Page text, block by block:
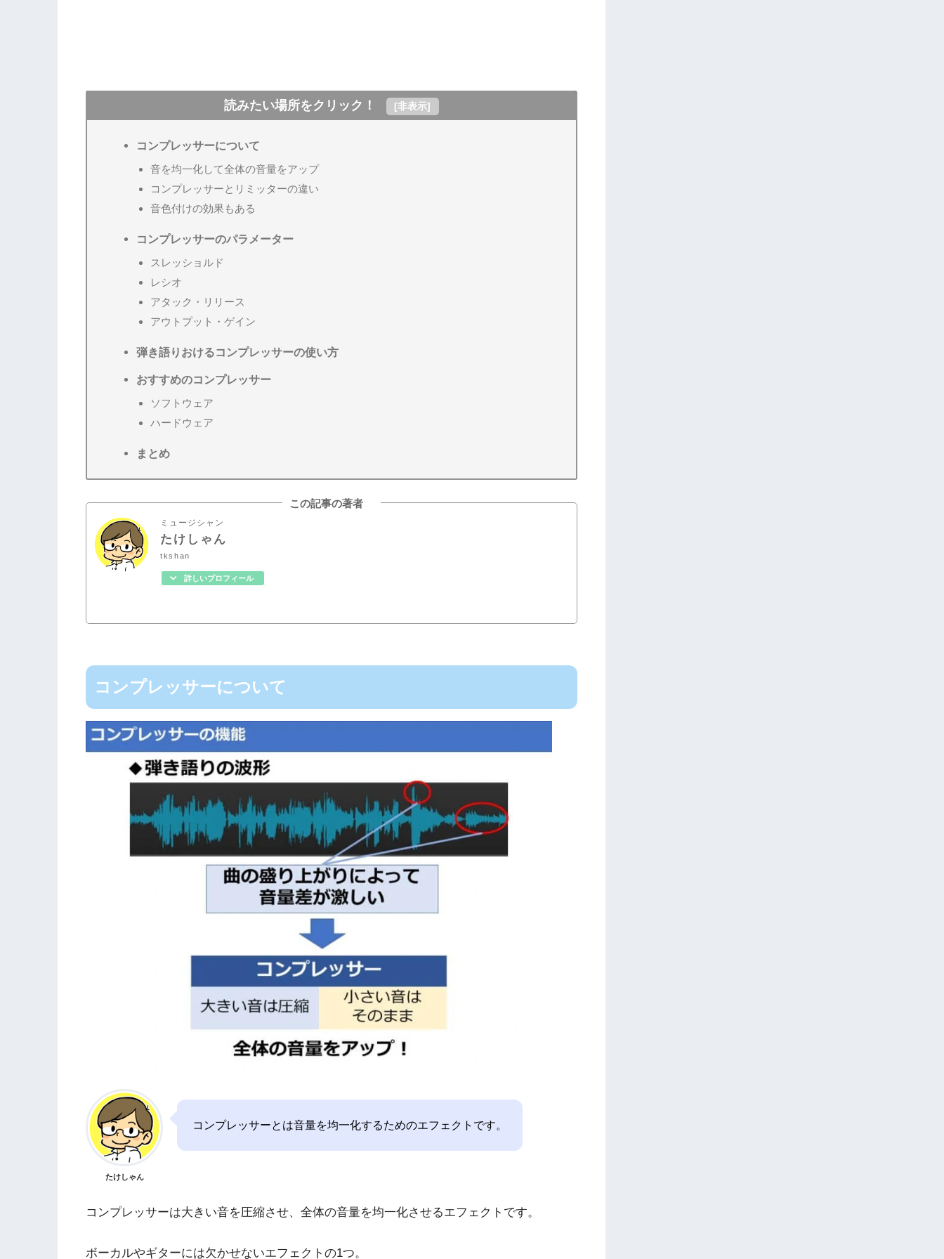
読みたい場所をクリック！ [非表示]
コンプレッサーについて
音を均一化して全体の音量をアップ
コンプレッサーとリミッターの違い
音色付けの効果もある
コンプレッサーのパラメーター
スレッショルド
レシオ
アタック・リリース
アウトプット・ゲイン
弾き語りおけるコンプレッサーの使い方
おすすめのコンプレッサー
ソフトウェア
ハードウェア
まとめ
この記事の著者
ミュージシャン
たけしゃん
tkshan
詳しいプロフィール
コンプレッサーについて
たけしゃん
コンプレッサーとは音量を均一化するためのエフェクトです。
コンプレッサーは大きい音を圧縮させ、全体の音量を均一化させるエフェクトです。
ボーカルやギターには欠かせないエフェクトの1つ。